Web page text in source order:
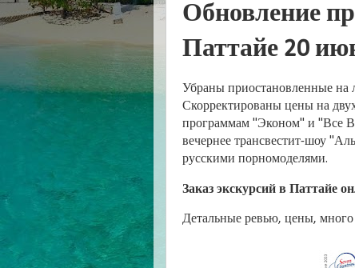
Обновление
Паттайе 20
Убраны приостановленные
Скорректированы цены на
программам "Эконом" и "Все
вечернее трансвестит-шоу
русскими порномоделями.
Заказ экскурсий в Паттайе
Детальные ревью, цены, много